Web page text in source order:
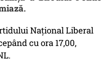
Naţional Liberal
cu ora 17,00,